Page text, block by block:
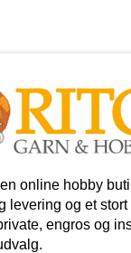
online hobby
levering og et
engros og